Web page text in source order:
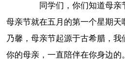
同学们，你们知道母亲
母亲节就在五月的第一个星期
乃馨，母亲节起源于古希腊，
你的母亲，一直陪伴在你身边的。